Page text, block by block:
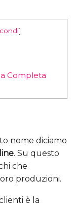
]
Completa
nome diciamo
. Su questo
che
produzioni.
è la